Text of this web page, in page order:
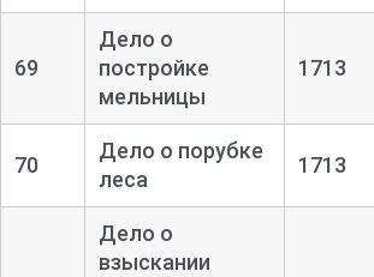
69
Дело о
постройке
мельницы
1713
70
Дело о порубке
леса
1713
Дело о
взыскании